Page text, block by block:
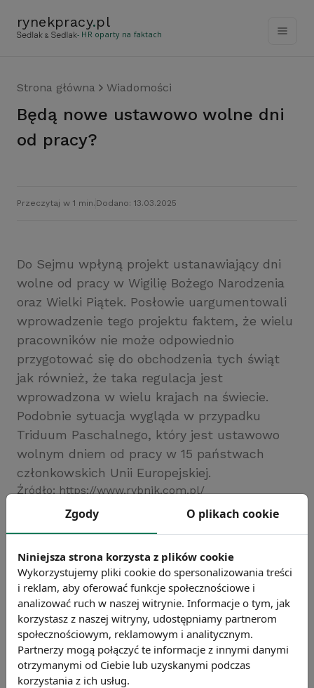
rynekpracy.pl
- HR oparty na faktach
Strona główna Wiadomości
Będą nowe ustawowo wolne dni
od pracy?
Przeczytaj w 1 min. Dodano: 13.03.2025
Do Sejmu wpłyną projekt ustanawiający dni
wolne od pracy w Wigilię Bożego Narodzenia
oraz Wielki Piątek. Posłowie uargumentowali
wprowadzenie tego projektu faktem, że wielu
pracowników nie może odpowiednio
przygotować się do obchodzenia tych świąt
jak również, że taka regulacja jest
wprowadzona w wielu krajach na świecie.
Podobnie sytuacja wygląda w przypadku
Triduum Paschalnego, który jest ustawowo
wolnym dniem od pracy w 15 państwach
członkowskich Unii Europejskiej.
Źródło: https://www.rybnik.com.pl/
Chcesz wiedzieć więcej?
Zobacz więcej wiadomości
Zgody O plikach cookie
Niniejsza strona korzysta z plików cookie
Wykorzystujemy pliki cookie do spersonalizowania treści
i reklam, aby oferować funkcje społecznościowe i
analizować ruch w naszej witrynie. Informacje o tym, jak
korzystasz z naszej witryny, udostępniamy partnerom
społecznościowym, reklamowym i analitycznym.
Partnerzy mogą połączyć te informacje z innymi danymi
otrzymanymi od Ciebie lub uzyskanymi podczas
korzystania z ich usług.